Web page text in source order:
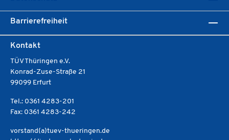
Barrierefreiheit
Kontakt
TÜV Thüringen e.V.
Konrad-Zuse-Straße 21
99099 Erfurt
Tel.: 0361 4283-201
Fax: 0361 4283-242
vorstand(a)tuev-thueringen.de